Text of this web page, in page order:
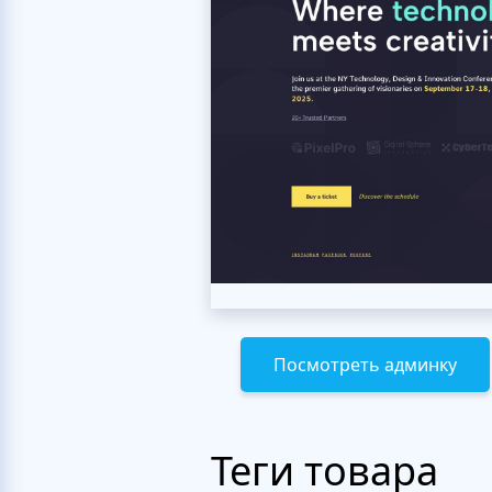
Посмотреть админку
Теги товара